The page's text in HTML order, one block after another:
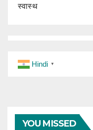
स्वास्थ
Hindi ▼
YOU MISSED